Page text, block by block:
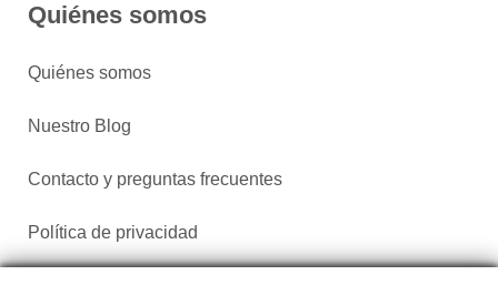
Quiénes somos
Quiénes somos
Nuestro Blog
Contacto y preguntas frecuentes
Política de privacidad